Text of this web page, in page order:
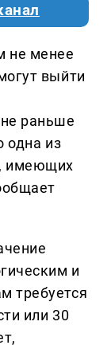
не менее
выйти
раньше
одна из
имеющих
и
требуется
или 30